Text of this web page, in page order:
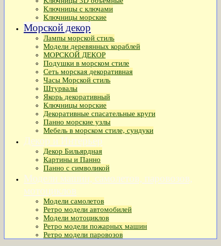
Ключницы с ключами
Ключницы морские
Морской декор
Лампы морской стиль
Модели деревянных кораблей
МОРСКОЙ ДЕКОР
Подушки в морском стиле
Сеть морская декоративная
Часы Морской стиль
Штурвалы
Якорь декоративный
Ключницы морские
Декоративные спасательные круги
Панно морские узлы
Мебель в морском стиле, сундуки
Декор и Интерьер
Декор Бильярдная
Картины и Панно
Панно с символикой
Модели машин, самолетов, паровозов,
мотоциклов
Модели самолетов
Ретро модели автомобилей
Модели мотоциклов
Ретро модели пожарных машин
Ретро модели паровозов